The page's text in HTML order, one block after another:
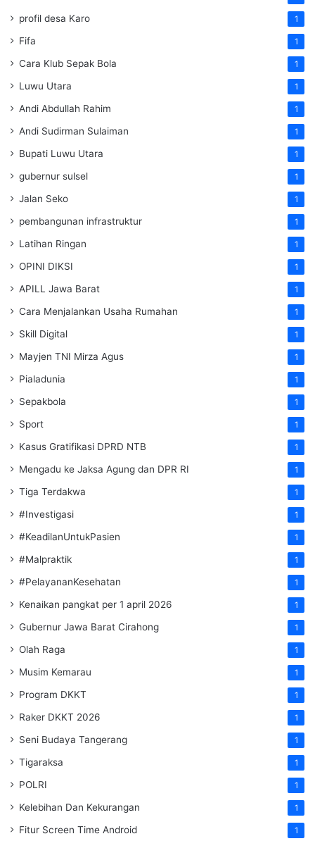
profil desa Karo 1
Fifa 1
Cara Klub Sepak Bola 1
Luwu Utara 1
Andi Abdullah Rahim 1
Andi Sudirman Sulaiman 1
Bupati Luwu Utara 1
gubernur sulsel 1
Jalan Seko 1
pembangunan infrastruktur 1
Latihan Ringan 1
OPINI DIKSI 1
APILL Jawa Barat 1
Cara Menjalankan Usaha Rumahan 1
Skill Digital 1
Mayjen TNI Mirza Agus 1
Pialadunia 1
Sepakbola 1
Sport 1
Kasus Gratifikasi DPRD NTB 1
Mengadu ke Jaksa Agung dan DPR RI 1
Tiga Terdakwa 1
#Investigasi 1
#KeadilanUntukPasien 1
#Malpraktik 1
#PelayananKesehatan 1
Kenaikan pangkat per 1 april 2026 1
Gubernur Jawa Barat Cirahong 1
Olah Raga 1
Musim Kemarau 1
Program DKKT 1
Raker DKKT 2026 1
Seni Budaya Tangerang 1
Tigaraksa 1
POLRI 1
Kelebihan Dan Kekurangan 1
Fitur Screen Time Android 1